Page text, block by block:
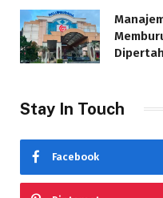
Stay In Touch
Facebook